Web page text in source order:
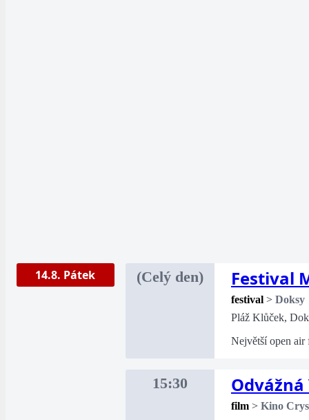
14.8. Pátek (Celý den) Festival
festival > Doksy
Pláž Klůček,
Největší open air
15:30
film > Kino